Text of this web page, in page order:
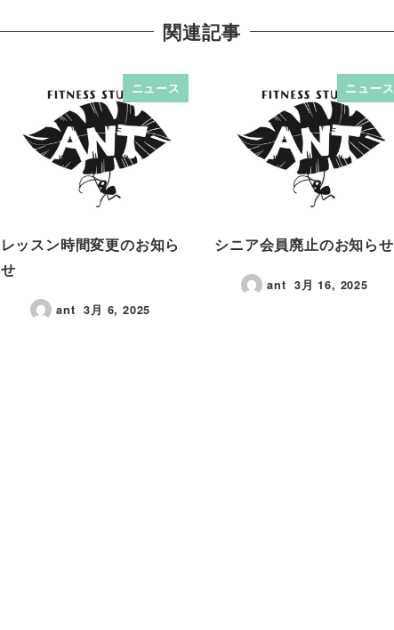
関連記事
ニュース
レッスン時間変更のお知ら
せ
ant 3月 6, 2025
ニュース
シニア会員廃止のお知らせ
ant 3月 16, 2025